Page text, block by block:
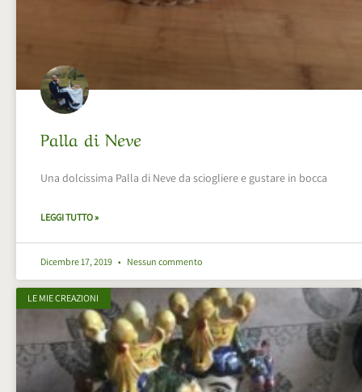
Palla di Neve
Una dolcissima Palla di Neve da sciogliere e gustare in bocca
LEGGI TUTTO »
Dicembre 17, 2019 Nessun commento
LE MIE CREAZIONI